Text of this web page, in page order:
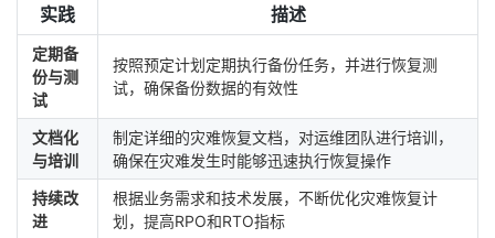
实践 描述
定期备
份与测
试
按照预定计划定期执行备份任务，并进行恢复测
试，确保备份数据的有效性
文档化
与培训
制定详细的灾难恢复文档，对运维团队进行培训，
确保在灾难发生时能够迅速执行恢复操作
持续改
进
根据业务需求和技术发展，不断优化灾难恢复计
划，提高RPO和RTO指标